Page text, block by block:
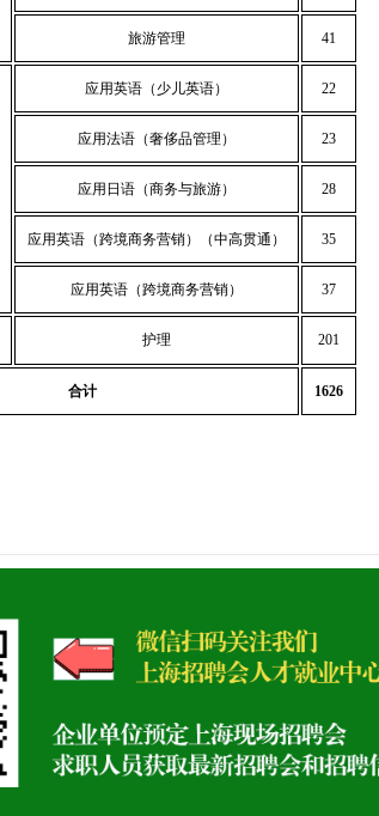
旅游管理 41
应用英语（少儿英语） 22
应用法语（奢侈品管理） 23
应用日语（商务与旅游） 28
应用英语（跨境商务营销）（中高贯通） 35
应用英语（跨境商务营销） 37
护理 201
合计 1626